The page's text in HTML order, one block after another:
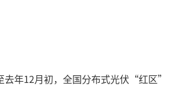
去年12月初，全国分布式光伏“红区”